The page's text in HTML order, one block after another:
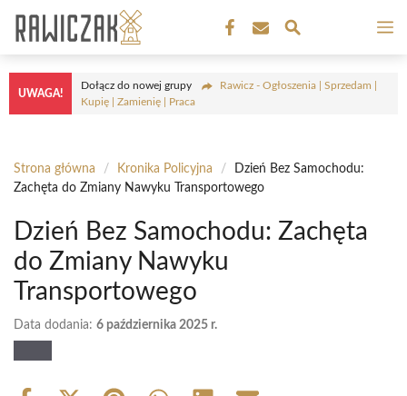
treści
UWAGA!
Dołącz do nowej grupy
Rawicz - Ogłoszenia | Sprzedam |
Kupię | Zamienię | Praca
Strona główna / Kronika Policyjna /
Dzień Bez Samochodu:
Zachęta do Zmiany Nawyku Transportowego
Dzień Bez Samochodu: Zachęta
do Zmiany Nawyku
Transportowego
Data dodania: 6 października 2025 r.